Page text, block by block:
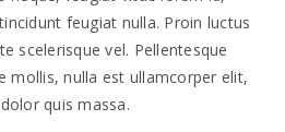
feugiat nulla. Proin luctus
scelerisque vel. Pellentesque
mollis, nulla est ullamcorper elit,
quis massa.